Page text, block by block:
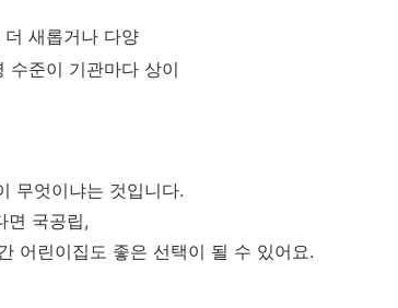
새롭거나 다양
수준이 기관마다 상이
무엇이냐는 것입니다.
면 국공립,
어린이집도 좋은 선택이 될 수 있어요.